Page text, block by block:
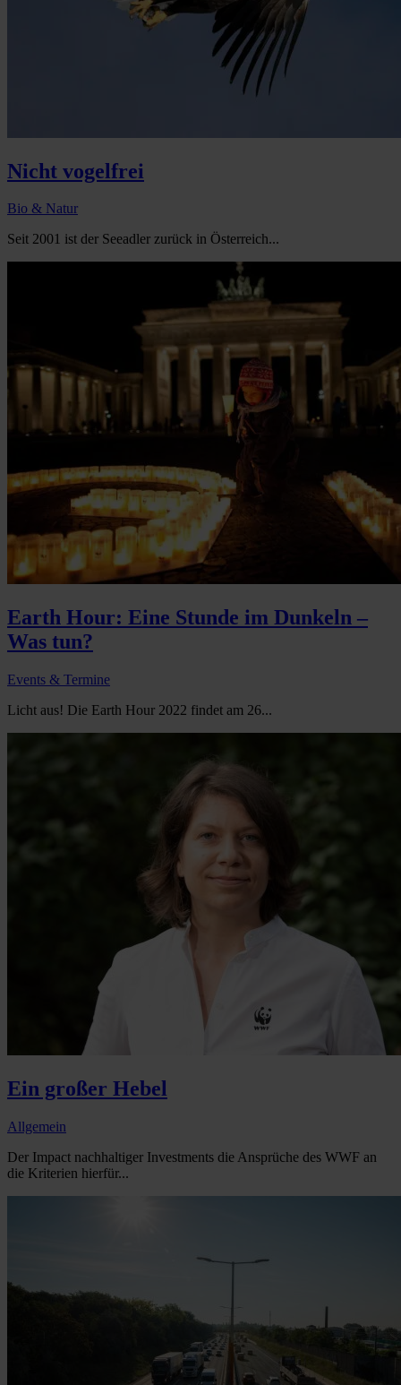
Nicht vogelfrei
Bio & Natur
Seit 2001 ist der Seeadler zurück in Österreich...
Earth Hour: Eine Stunde im Dunkeln –
Was tun?
Events & Termine
Licht aus! Die Earth Hour 2022 findet am 26...
Ein großer Hebel
Allgemein
Der Impact nachhaltiger Investments die Ansprüche des WWF an
die Kriterien hierfür...